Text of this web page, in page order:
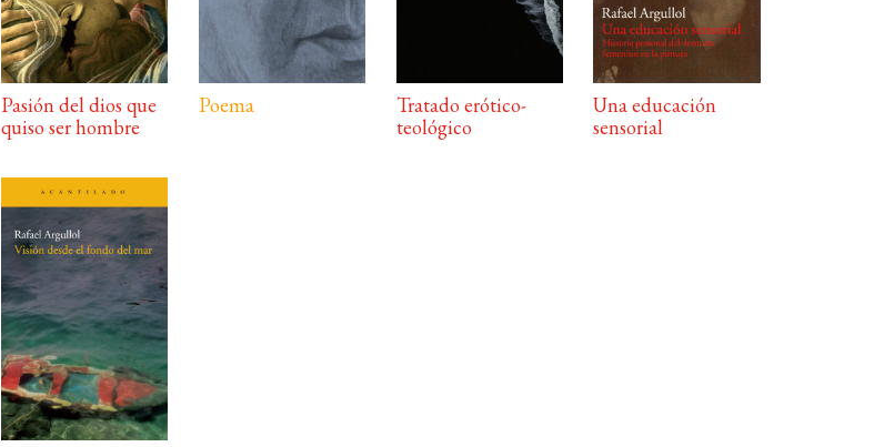
Pasión del dios que
quiso ser hombre
Poema
Tratado erótico-
teológico
Una educación
sensorial